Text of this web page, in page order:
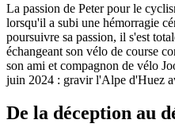
La passion de Peter pour le
lorsqu'il a subi une hémorragie
poursuivre sa passion, il s'est
échangeant son vélo de course
son ami et compagnon de vélo
juin 2024 : gravir l'Alpe d'Huez
De la déception au